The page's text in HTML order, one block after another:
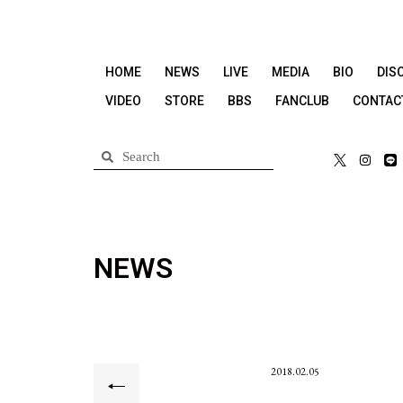
HOME NEWS LIVE MEDIA BIO
VIDEO
STORE BBS FANCLUB
NEWS
2018.02.05